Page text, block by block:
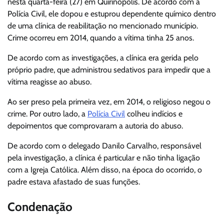
Polícia Civil, ele dopou e estuprou dependente químico dentro
de uma clínica de reabilitação no mencionado município.
Crime ocorreu em 2014, quando a vítima tinha 25 anos.
De acordo com as investigações, a clínica era gerida pelo
próprio padre, que administrou sedativos para impedir que a
vítima reagisse ao abuso.
Ao ser preso pela primeira vez, em 2014, o religioso negou o
crime. Por outro lado, a Polícia Civil colheu indícios e
depoimentos que comprovaram a autoria do abuso.
De acordo com o delegado Danilo Carvalho, responsável
pela investigação, a clínica é particular e não tinha ligação
com a Igreja Católica. Além disso, na época do ocorrido, o
padre estava afastado de suas funções.
Condenação